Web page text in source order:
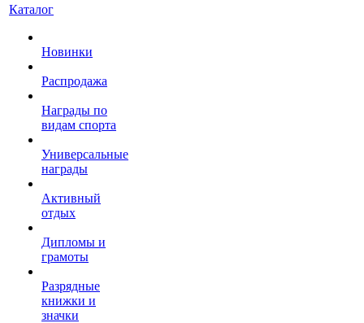
Каталог
Новинки
Распродажа
Награды по
видам спорта
Универсальные
награды
Активный
отдых
Дипломы и
грамоты
Разрядные
книжки и
значки